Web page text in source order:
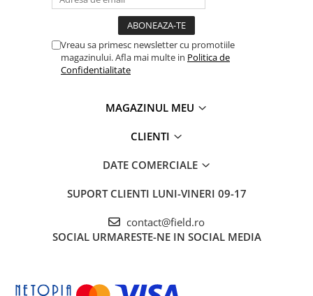
Vreau sa primesc newsletter cu promotiile
magazinului. Afla mai multe in Politica de
Confidentialitate
MAGAZINUL MEU
CLIENTI
DATE COMERCIALE
SUPORT CLIENTI LUNI-VINERI 09-17
contact@field.ro
SOCIAL URMARESTE-NE IN SOCIAL MEDIA